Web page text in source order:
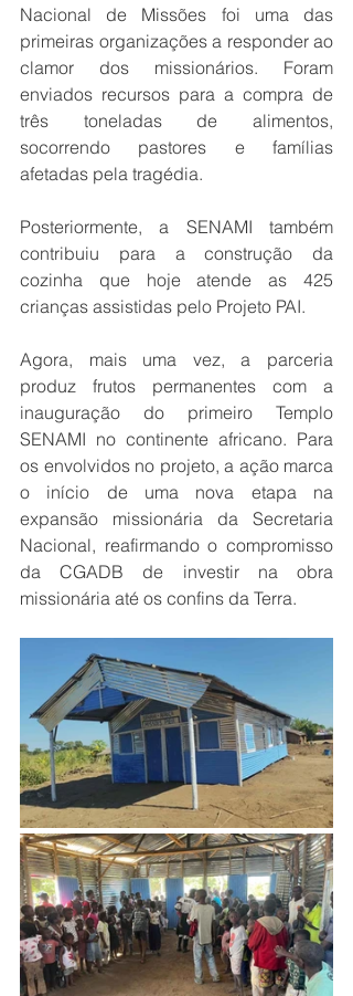
Nacional de Missões foi uma das
primeiras organizações a responder ao
clamor dos missionários. Foram
enviados recursos para a compra de
três toneladas de alimentos,
socorrendo pastores e famílias
afetadas pela tragédia.
Posteriormente, a SENAMI também
contribuiu para a construção da
cozinha que hoje atende as 425
crianças assistidas pelo Projeto PAI.
Agora, mais uma vez, a parceria
produz frutos permanentes com a
inauguração do primeiro Templo
SENAMI no continente africano. Para
os envolvidos no projeto, a ação marca
o início de uma nova etapa na
expansão missionária da Secretaria
Nacional, reafirmando o compromisso
da CGADB de investir na obra
missionária até os confins da Terra.